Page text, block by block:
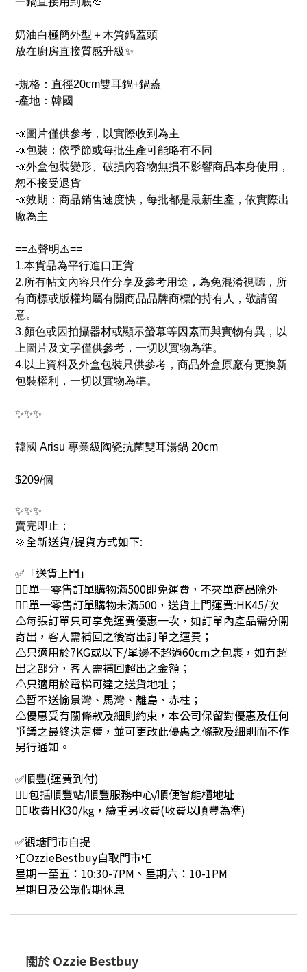
奶油白極簡外型＋木質鍋蓋頭
放在廚房直接質感升級✨
-規格：直徑20cm雙耳鍋+鍋蓋
-產地：韓國
📣圖片僅供參考，以實際收到為主
📣包裝：依季節或每批生產可能略有不同
📣外盒包裝變形、破損內容物無損不影響商品本身使用，
恕不接受退貨
📣效期：商品銷售速度快，每批都是最新生產，依實際出
廠為主
==⚠️聲明⚠️==
1.本貨品為平行進口正貨
2.所有帖文內容只作分享及參考用途，為免混淆視聽，所
有商標或版權均屬有關商品品牌商標的持有人，敬請留
意。
3.顏色或因拍攝器材或顯示螢幕等因素而與實物有異，以
上圖片及文字僅供參考，一切以實物為準。
4.以上資料及外盒包裝只供參考，商品外盒原廠有更換新
包裝權利，一切以實物為準。
✨✨✨
韓國 Arisu 專業級陶瓷抗菌雙耳湯鍋 20cm
$209/個
✨✨✨
賣完即止；
🔆全新送貨/提貨方式如下:
✅「送貨上門」
👉🏻單一零售訂單購物滿500即免運費，不夾單商品除外
👉🏻單一零售訂單購物未滿500，送貨上門運費:HK45/次
⚠每張訂單只可享免運費優惠一次，如訂單內產品需分開
寄出，客人需補回之後寄出訂單之運費；
⚠只適用於7KG或以下/單邊不超過60cm之包裹，如有超
出之部分，客人需補回超出之金額；
⚠只適用於電梯可達之送貨地址；
⚠暫不送愉景灣、馬灣、離島、赤柱；
⚠優惠受有關條款及細則約束，本公司保留對優惠及任何
爭議之最終決定權，並可更改此優惠之條款及細則而不作
另行通知。
✅順豐(運費到付)
👉🏻包括順豐站/順豐服務中心/順便智能櫃地址
👉🏻收費HK30/kg，續重另收費(收費以順豐為準)
✅觀塘門市自提
📮OzzieBestbuy自取門市📮
星期一至五：10:30-7PM、星期六：10-1PM
星期日及公眾假期休息
關於 Ozzie Bestbuy